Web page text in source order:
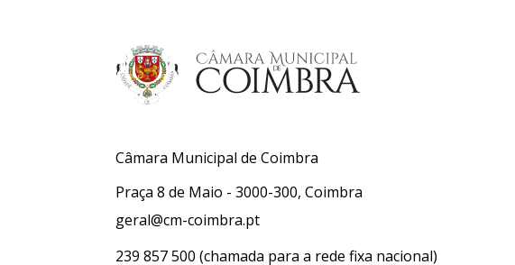
Câmara Municipal de Coimbra
Praça 8 de Maio - 3000-300, Coimbra
geral@cm-coimbra.pt
239 857 500 (chamada para a rede fixa nacional)